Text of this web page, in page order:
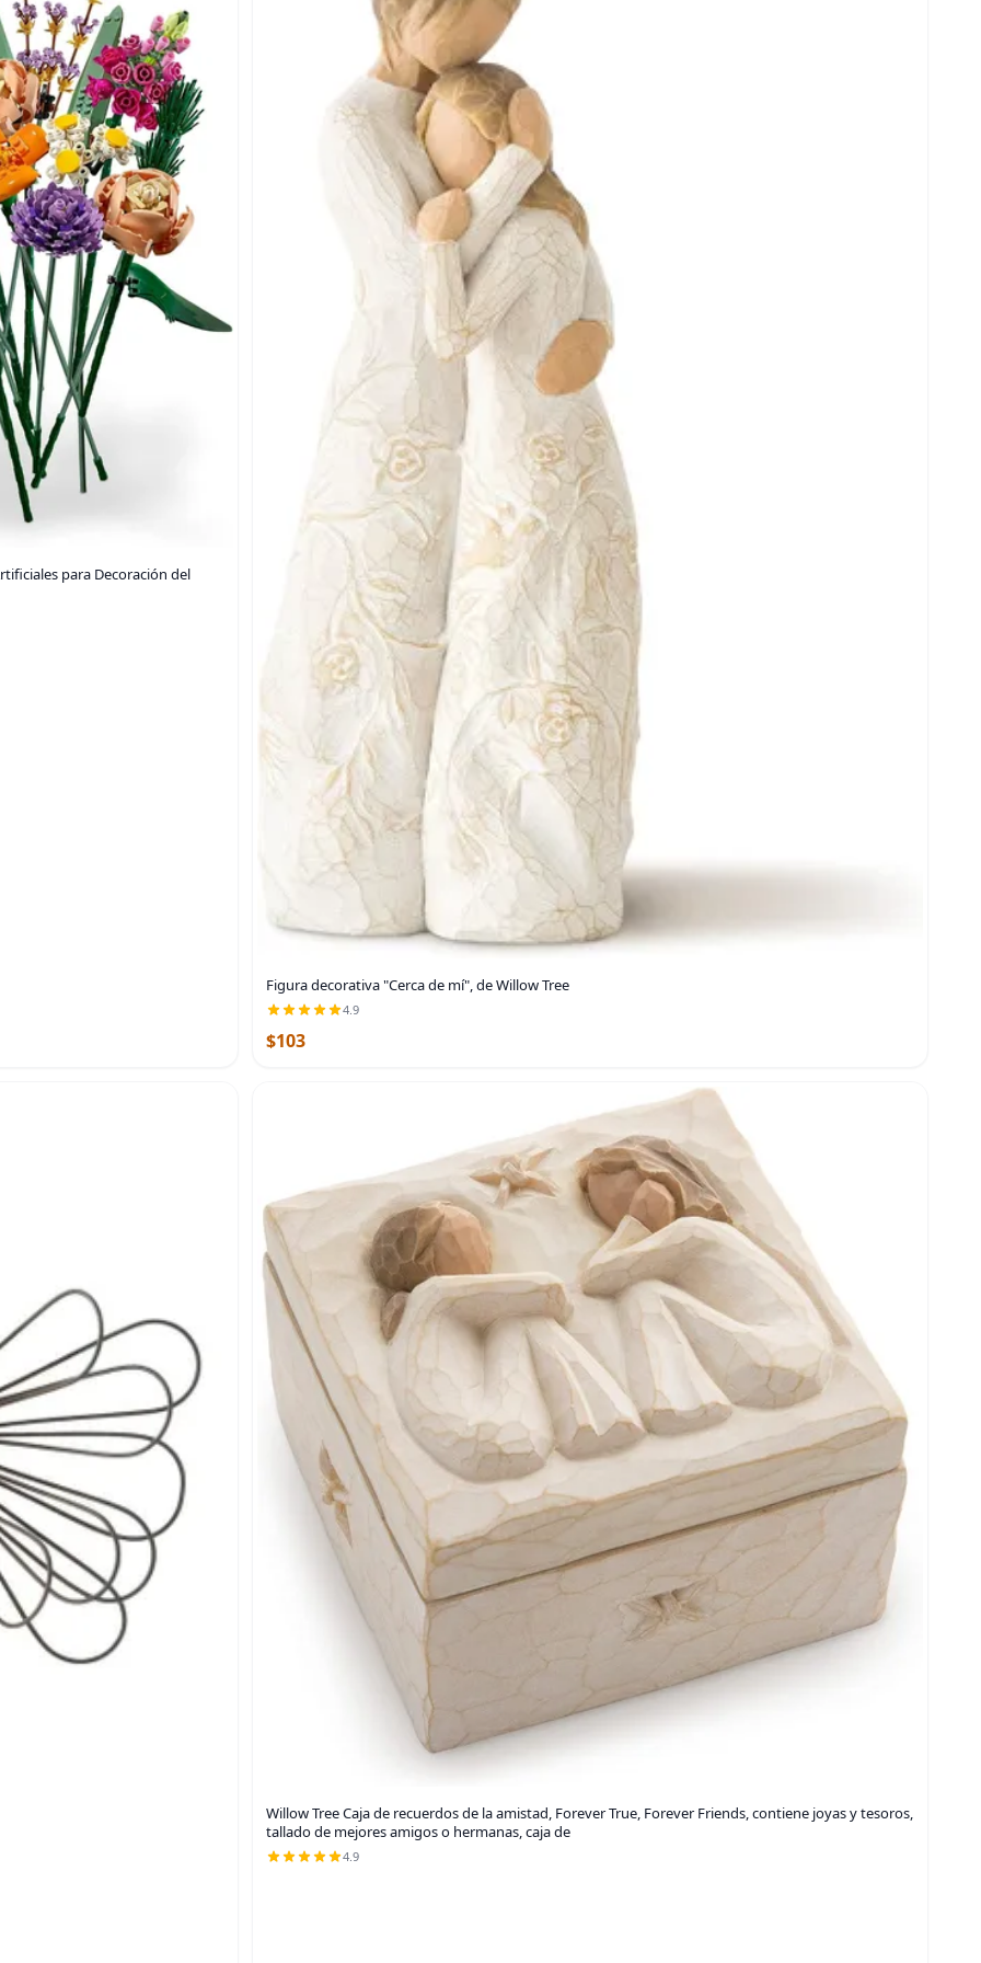
para Decoración del
Figura decorativa "Cerca de mí", de Willow Tree
4.9
$103
Willow Tree Caja de recuerdos de la amistad, Forever True, Forever Friends, contiene joyas y tesoros,
tallado de mejores amigos o hermanas, caja de
4.9